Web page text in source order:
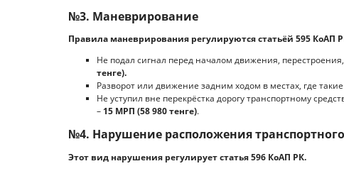
№3. Маневрирование
Правила маневрирования регулируются статьёй 595 КоАП
Не подал сигнал перед началом движения,
тенге).
Разворот или движение задним ходом в местах, где
Не уступил вне перекрёстка дорогу транспортному
– 15 МРП (58 980 тенге).
№4. Нарушение расположения
Этот вид нарушения регулирует статья 596 КоАП РК.